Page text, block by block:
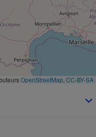
OpenStreetMap CC-BY-SA
Complément
alimentaire
Assurance emprunteur
Petit électroménager -
Mutuelle